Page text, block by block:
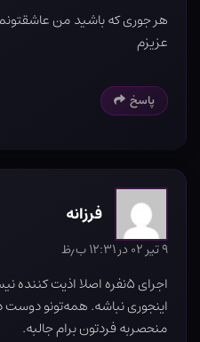
هر جوری که باشید من
عزیزم
پاسخ
فرزانه
۹ تیر ۰۲ در ۱۲:۳۱ ب٫ظ
اجرای ۵نفره اصلا اذیت
اینجوری نباشه. همه‌تونو
منحصربه فردتون برام جالبه.